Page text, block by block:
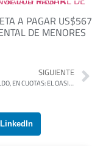
A PAGAR US$567
DE MENORES
SIGUIENTE
EL AGUINALDO, EN CUOTAS: EL OASIS QUE NO ALCANZA EN ARGENTINA
LinkedIn